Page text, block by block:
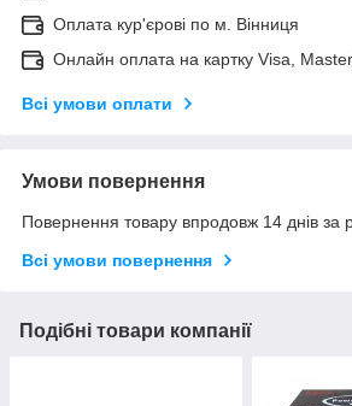
Оплата кур'єрові по м. Вінниця
Онлайн оплата на картку Visa,
Всі умови оплати
Умови повернення
Повернення товару впродовж 14 днів за
Всі умови повернення
Подібні товари компанії